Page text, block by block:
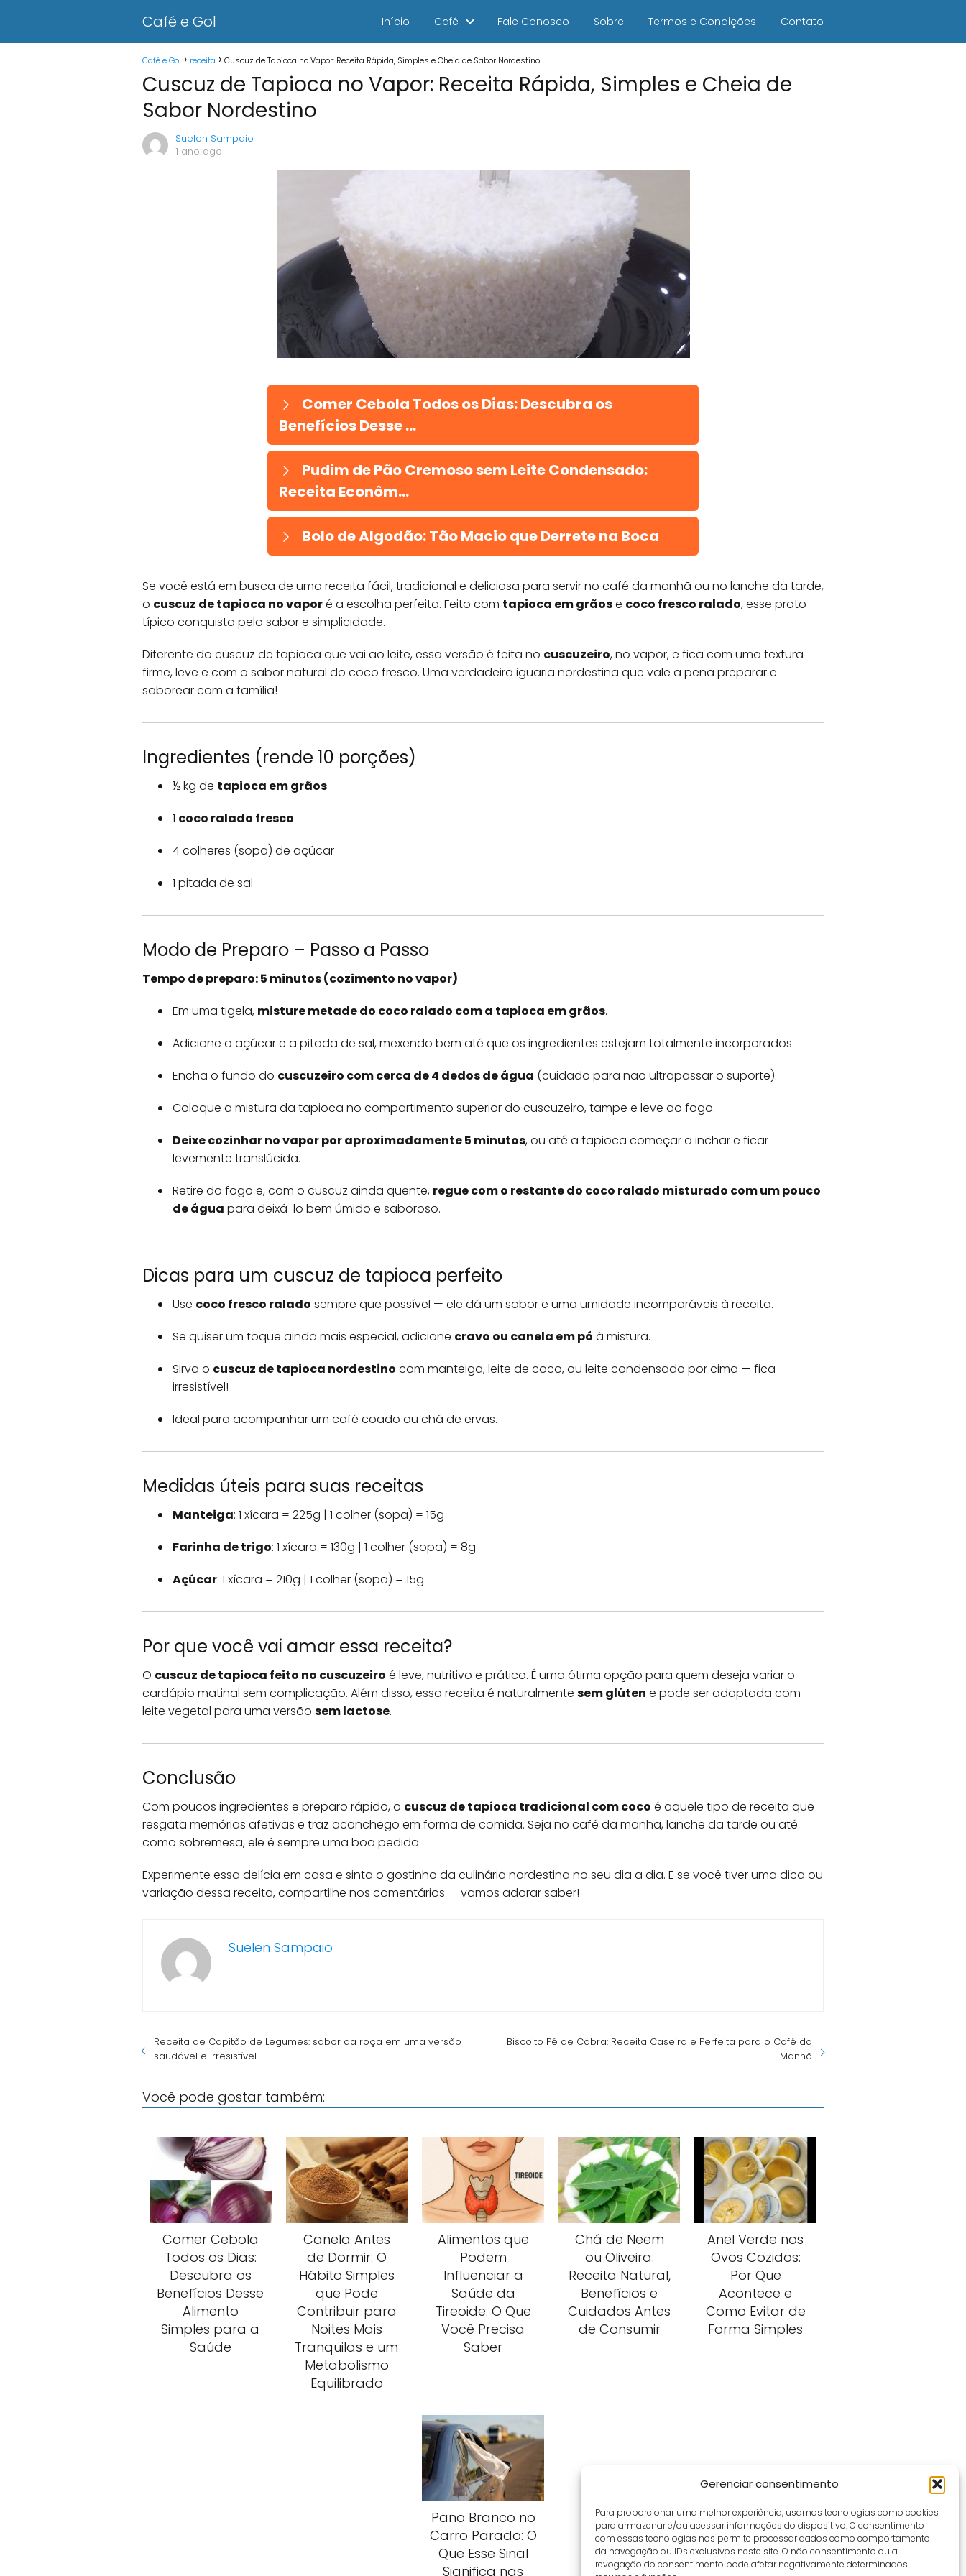
Gerenciar consentimento
Para proporcionar uma melhor experiência, usamos tecnologias como cookies
para armazenar e/ou acessar informações do dispositivo. O consentimento
com essas tecnologias nos permite processar dados como comportamento
da navegação ou IDs exclusivos neste site. O não consentimento ou a
revogação do consentimento pode afetar negativamente determinados
Café e Gol Início Café Fale Conosco Sobre Termos e Condições Contato
Café e Gol receita Cuscuz de Tapioca no Vapor: Receita Rápida, Simples e Cheia de Sabor Nordestino
Cuscuz de Tapioca no Vapor: Receita Rápida, Simples e Cheia de
Sabor Nordestino
Suelen Sampaio
1 ano ago
Comer Cebola Todos os Dias: Descubra os
Benefícios Desse ...
Pudim de Pão Cremoso sem Leite Condensado:
Receita Econôm...
Bolo de Algodão: Tão Macio que Derrete na Boca
Se você está em busca de uma receita fácil, tradicional e deliciosa para servir no café da manhã ou no lanche da tarde,
o cuscuz de tapioca no vaporé a escolha perfeita. Feito com tapioca em grãose coco fresco ralado, esse prato
típico conquista pelo sabor e simplicidade.
Diferente do cuscuz de tapioca que vai ao leite, essa versão é feita no cuscuzeiro, no vapor, e fica com uma textura
firme, leve e com o sabor natural do coco fresco. Uma verdadeira iguaria nordestina que vale a pena preparar e
saborear com a família!
Ingredientes (rende 10 porções)
½ kg de tapioca em grãos
1 coco ralado fresco
4 colheres (sopa) de açúcar
1 pitada de sal
Modo de Preparo – Passo a Passo
Tempo de preparo: 5 minutos (cozimento no vapor)
Em uma tigela, misture metade do coco ralado com a tapioca em grãos.
Adicione o açúcar e a pitada de sal, mexendo bem até que os ingredientes estejam totalmente incorporados.
Encha o fundo do cuscuzeiro com cerca de 4 dedos de água (cuidado para não ultrapassar o suporte).
Coloque a mistura da tapioca no compartimento superior do cuscuzeiro, tampe e leve ao fogo.
Deixe cozinhar no vapor por aproximadamente 5 minutos, ou até a tapioca começar a inchar e ficar
levemente translúcida.
Retire do fogo e, com o cuscuz ainda quente, regue com o restante do coco ralado misturado com um pouco
de água para deixá-lo bem úmido e saboroso.
Dicas para um cuscuz de tapioca perfeito
Use coco fresco ralado sempre que possível — ele dá um sabor e uma umidade incomparáveis à receita.
Se quiser um toque ainda mais especial, adicione cravo ou canela em pó à mistura.
Sirva o cuscuz de tapioca nordestino com manteiga, leite de coco, ou leite condensado por cima — fica
irresistível!
Ideal para acompanhar um café coado ou chá de ervas.
Medidas úteis para suas receitas
Manteiga: 1 xícara = 225g | 1 colher (sopa) = 15g
Farinha de trigo: 1 xícara = 130g | 1 colher (sopa) = 8g
Açúcar: 1 xícara = 210g | 1 colher (sopa) = 15g
Por que você vai amar essa receita?
O cuscuz de tapioca feito no cuscuzeiro é leve, nutritivo e prático. É uma ótima opção para quem deseja variar o
cardápio matinal sem complicação. Além disso, essa receita é naturalmente sem glúten e pode ser adaptada com
leite vegetal para uma versão sem lactose.
Conclusão
Com poucos ingredientes e preparo rápido, o cuscuz de tapioca tradicional com coco é aquele tipo de receita que
resgata memórias afetivas e traz aconchego em forma de comida. Seja no café da manhã, lanche da tarde ou até
como sobremesa, ele é sempre uma boa pedida.
Experimente essa delícia em casa e sinta o gostinho da culinária nordestina no seu dia a dia. E se você tiver uma dica ou
variação dessa receita, compartilhe nos comentários — vamos adorar saber!
Suelen Sampaio
Receita de Capitão de Legumes: sabor da roça em uma versão
saudável e irresistível
Biscoito Pé de Cabra: Receita Caseira e Perfeita para o Café da
Manhã
Você pode gostar também:
Comer Cebola
Todos os Dias:
Descubra os
Benefícios Desse
Alimento
Simples para a
Saúde
Canela Antes
de Dormir: O
Hábito Simples
que Pode
Contribuir para
Noites Mais
Tranquilas e um
Metabolismo
Equilibrado
Alimentos que
Podem
Influenciar a
Saúde da
Tireoide: O Que
Você Precisa
Saber
Chá de Neem
ou Oliveira:
Receita Natural,
Benefícios e
Cuidados Antes
de Consumir
Anel Verde nos
Ovos Cozidos:
Por Que
Acontece e
Como Evitar de
Forma Simples
Pano Branco no
Carro Parado: O
Que Esse Sinal
Significa nas